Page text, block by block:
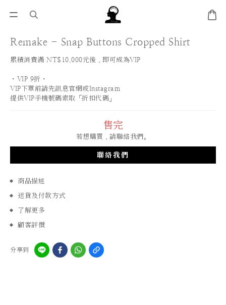
Remake - Snap Buttons Cropped Shirt
累積消費滿 NT$10,000元後，即可成為VIP
・VIP 9折・
VIP下單前請先訊息官網或Instagram
提供VIP手機號碼索取「折扣代碼」
售完
若想購買，請聯絡我們。
聯絡我們
商品描述
送貨及付款方式
了解更多
顧客評價
分享到